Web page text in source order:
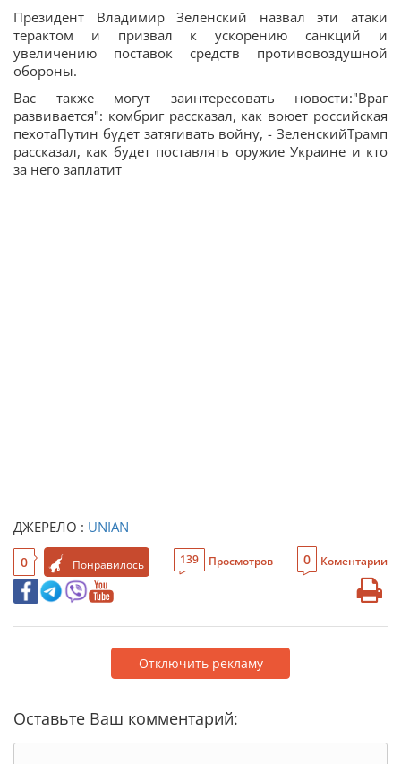
Президент Владимир Зеленский назвал эти атаки
терактом и призвал к ускорению санкций и
увеличению поставок средств противовоздушной
обороны.
Вас также могут заинтересовать новости:"Враг
развивается": комбриг рассказал, как воюет российская
пехотаПутин будет затягивать войну, - ЗеленскийТрамп
рассказал, как будет поставлять оружие Украине и кто
за него заплатит
ДЖЕРЕЛО : UNIAN
0 Понравилось 139 Просмотров 0 Коментарии
Отключить рекламу
Оставьте Ваш комментарий: